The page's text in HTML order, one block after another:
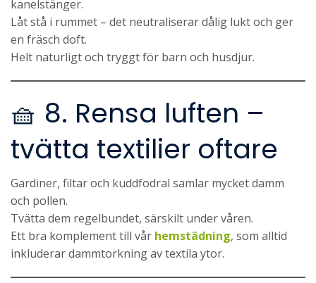
kanelstänger.
Låt stå i rummet – det neutraliserar dålig lukt och ger
en fräsch doft.
Helt naturligt och tryggt för barn och husdjur.
🧺 8. Rensa luften –
tvätta textilier oftare
Gardiner, filtar och kuddfodral samlar mycket damm
och pollen.
Tvätta dem regelbundet, särskilt under våren.
Ett bra komplement till vår hemstädning, som alltid
inkluderar dammtorkning av textila ytor.